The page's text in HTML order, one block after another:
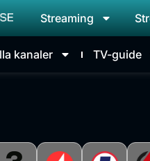
Streaming
kanaler TV-guide